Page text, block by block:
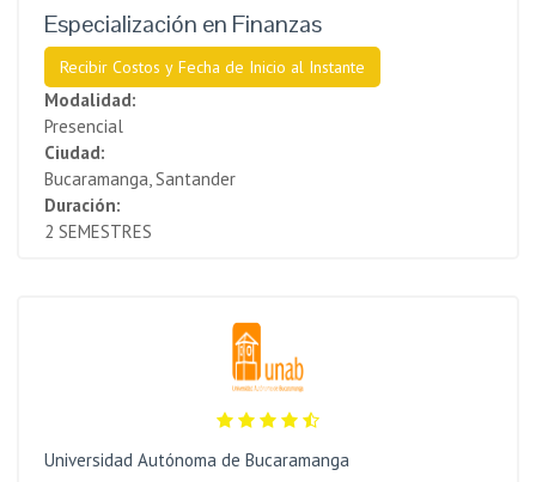
Especialización en Finanzas
Recibir Costos y Fecha de Inicio al Instante
Modalidad:
Presencial
Ciudad:
Bucaramanga, Santander
Duración:
2 SEMESTRES
Universidad Autónoma de Bucaramanga